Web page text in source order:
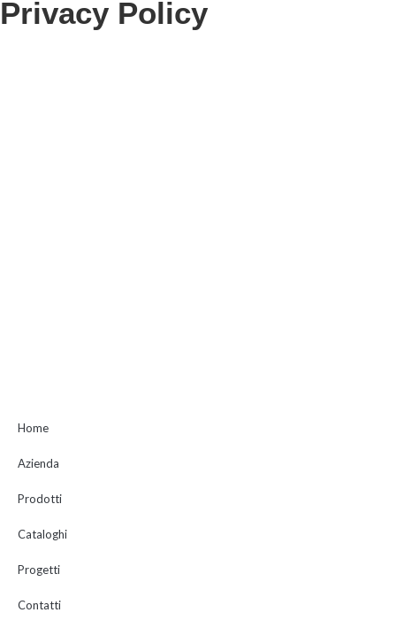
Privacy Policy
Home
Azienda
Prodotti
Cataloghi
Progetti
Contatti